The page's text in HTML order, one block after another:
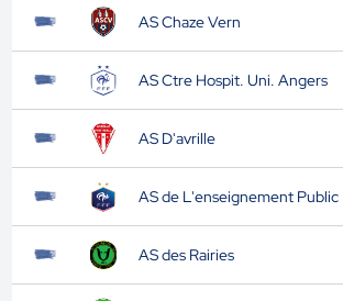
AS Chaze Vern
AS Ctre Hospit. Uni. Angers
AS D'avrille
AS de L'enseignement Public
AS des Rairies